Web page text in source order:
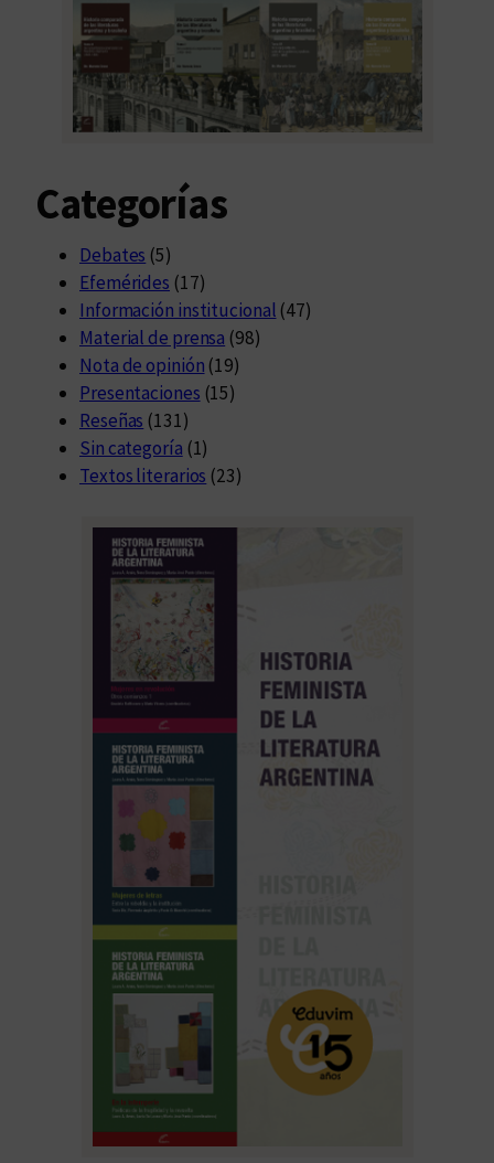
Categorías
Debates (5)
Efemérides (17)
Información institucional (47)
Material de prensa (98)
Nota de opinión (19)
Presentaciones (15)
Reseñas (131)
Sin categoría (1)
Textos literarios (23)